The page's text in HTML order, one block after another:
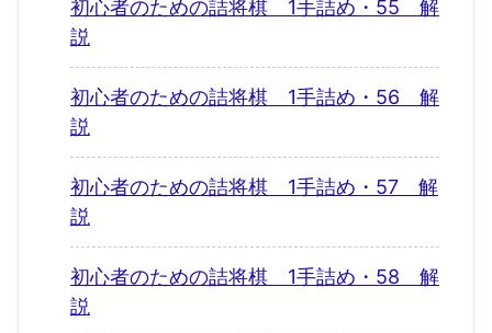
初心者のための詰将棋 1手詰め・55 解
説
初心者のための詰将棋 1手詰め・56 解
説
初心者のための詰将棋 1手詰め・57 解
説
初心者のための詰将棋 1手詰め・58 解
説